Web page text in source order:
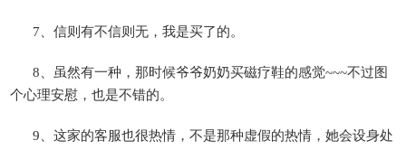
7、信则有不信则无，我是买了的。
8、虽然有一种，那时候爷爷奶奶买磁疗鞋的感觉~~~不过图
个心理安慰，也是不错的。
9、这家的客服也很热情，不是那种虚假的热情，她会设身处